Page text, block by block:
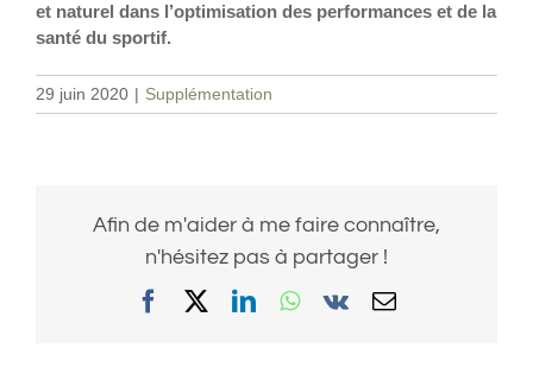
et naturel dans l’optimisation des performances et de la
santé du sportif.
29 juin 2020 | Supplémentation
Afin de m'aider à me faire connaître,
n'hésitez pas à partager !
FacebookLinkedInWhatsApp
Vk Email